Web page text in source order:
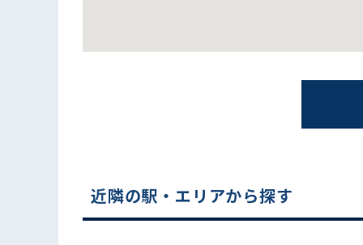
電話でお問い合わせ
近隣の駅・エリアから探す